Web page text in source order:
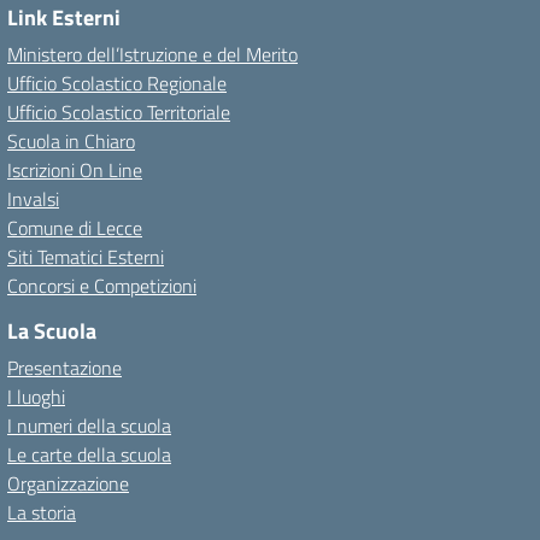
Link Esterni
Ministero dell’Istruzione e del Merito
Ufficio Scolastico Regionale
Ufficio Scolastico Territoriale
Scuola in Chiaro
Iscrizioni On Line
Invalsi
Comune di Lecce
Siti Tematici Esterni
Concorsi e Competizioni
La Scuola
Presentazione
I luoghi
I numeri della scuola
Le carte della scuola
Organizzazione
La storia